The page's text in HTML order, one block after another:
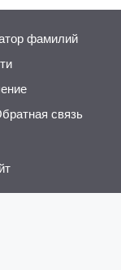
фамилий
связь